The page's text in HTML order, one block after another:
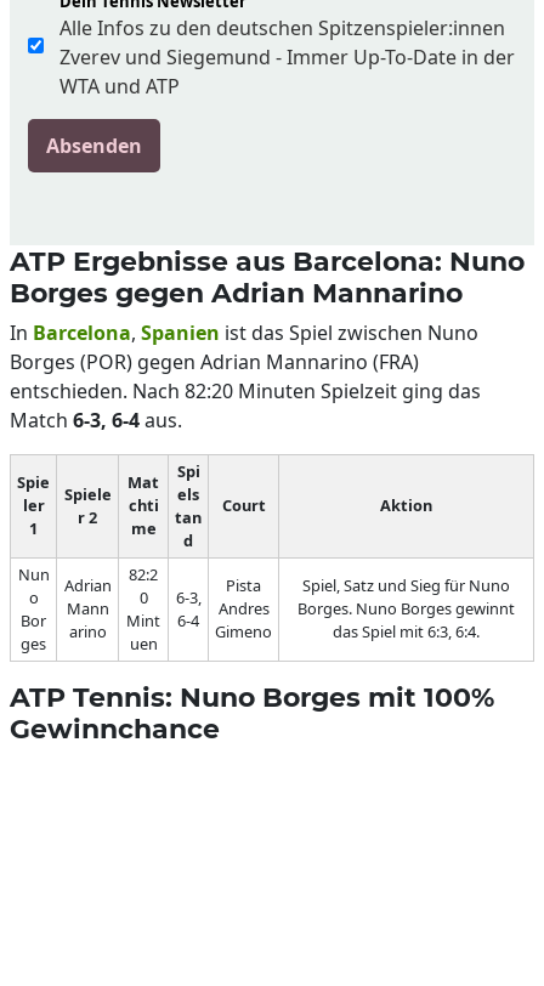
Alle Infos zu den deutschen Spitzenspieler:innen
Zverev und Siegemund - Immer Up-To-Date in der
WTA und ATP
Absenden
ATP Ergebnisse aus Barcelona: Nuno
Borges gegen Adrian Mannarino
In Barcelona, Spanien ist das Spiel zwischen Nuno
Borges (POR) gegen Adrian Mannarino (FRA)
entschieden. Nach 82:20 Minuten Spielzeit ging das
Match 6-3, 6-4aus.
Spie
ler
1
Spiele
r 2
Mat
chti
me
Spi
els
tan
d
Court Aktion
Nun
o
Bor
ges
Adrian
Mann
arino
82:2
0
Mint
uen
6-3,
6-4
Pista
Andres
Gimeno
Spiel, Satz und Sieg für Nuno
Borges. Nuno Borges gewinnt
das Spiel mit 6:3, 6:4.
ATP Tennis: Nuno Borges mit 100%
Gewinnchance